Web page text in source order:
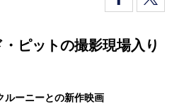
・ピットの撮影現場入り
ルーニーとの新作映画